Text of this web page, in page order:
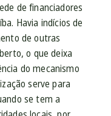
de financiadores
Havia indícios de
de outras
o que deixa
do mecanismo
serve para
se tem a